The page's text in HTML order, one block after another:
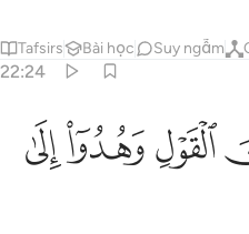
Tafsirs Bài học Suy ngẫm
22:24
صراط الحميد ٢٤
إِلَىٰ صِرَٰطِ ٱلْحَمِيدِ ٢٤
ﱅﱆﱇ